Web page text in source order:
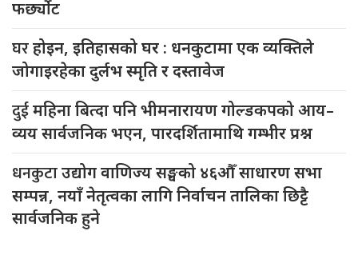
फर्छ्योट
घरहोइन, इतिहासको घर : धनकुटामा एक व्यक्तिले
जोगाइरहेका दुर्लभ स्मृति र दस्तावेज
दुईमहिना बित्दा पनि भीमनारायण गोल्डकपको आय–
व्यय सार्वजनिक भएन, पारदर्शितामाथि गम्भीर प्रश्न
धनकुटाउद्योग वाणिज्य सङ्घको ४६औँ साधारण सभा
सम्पन्न, नयाँ नेतृत्वका लागि निर्वाचन तालिका छिट्टै
सार्वजनिक हुने